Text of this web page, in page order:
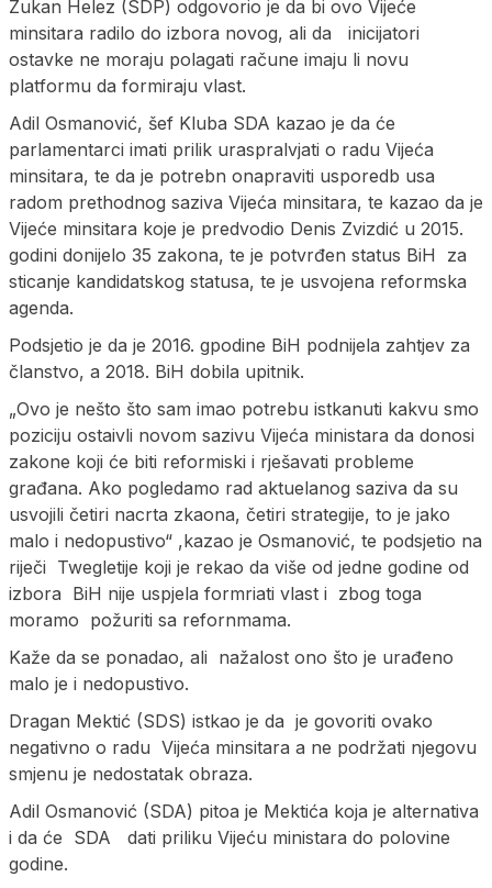
Zukan Helez (SDP) odgovorio je da bi ovo Vijeće
minsitara radilo do izbora novog, ali da inicijatori
ostavke ne moraju polagati račune imaju li novu
platformu da formiraju vlast.
Adil Osmanović, šef Kluba SDA kazao je da će
parlamentarci imati prilik uraspralvjati o radu Vijeća
minsitara, te da je potrebn onapraviti usporedb usa
radom prethodnog saziva Vijeća minsitara, te kazao da je
Vijeće minsitara koje je predvodio Denis Zvizdić u 2015.
godini donijelo 35 zakona, te je potvrđen status BiH za
sticanje kandidatskog statusa, te je usvojena reformska
agenda.
Podsjetio je da je 2016. gpodine BiH podnijela zahtjev za
članstvo, a 2018. BiH dobila upitnik.
„Ovo je nešto što sam imao potrebu istkanuti kakvu smo
poziciju ostaivli novom sazivu Vijeća ministara da donosi
zakone koji će biti reformiski i rješavati probleme
građana. Ako pogledamo rad aktuelanog saziva da su
usvojili četiri nacrta zkaona, četiri strategije, to je jako
malo i nedopustivo“ ,kazao je Osmanović, te podsjetio na
riječi Twegletije koji je rekao da više od jedne godine od
izbora BiH nije uspjela formriati vlast i zbog toga
moramo požuriti sa refornmama.
Kaže da se ponadao, ali nažalost ono što je urađeno
malo je i nedopustivo.
Dragan Mektić (SDS) istkao je da je govoriti ovako
negativno o radu Vijeća minsitara a ne podržati njegovu
smjenu je nedostatak obraza.
Adil Osmanović (SDA) pitoa je Mektića koja je alternativa
i da će SDA dati priliku Vijeću ministara do polovine
godine.